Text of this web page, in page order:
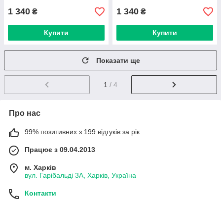
1 340 ₴
Купити
1 340 ₴
Купити
Показати ще
1 / 4
Про нас
99% позитивних з 199 відгуків за рік
Працює з 09.04.2013
м. Харків
вул. Гарібальді 3А, Харків, Україна
Контакти